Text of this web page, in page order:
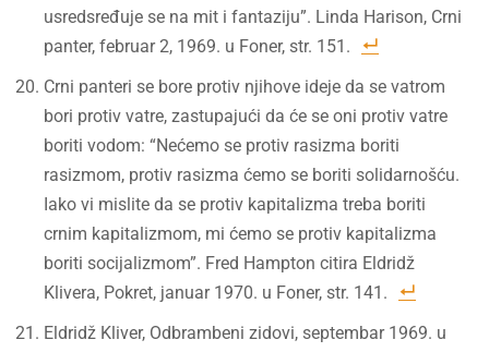
usredsređuje se na mit i fantaziju”. Linda Harison, Crni
panter, februar 2, 1969. u Foner, str. 151.
Crni panteri se bore protiv njihove ideje da se vatrom
bori protiv vatre, zastupajući da će se oni protiv vatre
boriti vodom: “Nećemo se protiv rasizma boriti
rasizmom, protiv rasizma ćemo se boriti solidarnošću.
Iako vi mislite da se protiv kapitalizma treba boriti
crnim kapitalizmom, mi ćemo se protiv kapitalizma
boriti socijalizmom”. Fred Hampton citira Eldridž
Klivera, Pokret, januar 1970. u Foner, str. 141.
Eldridž Kliver, Odbrambeni zidovi, septembar 1969. u